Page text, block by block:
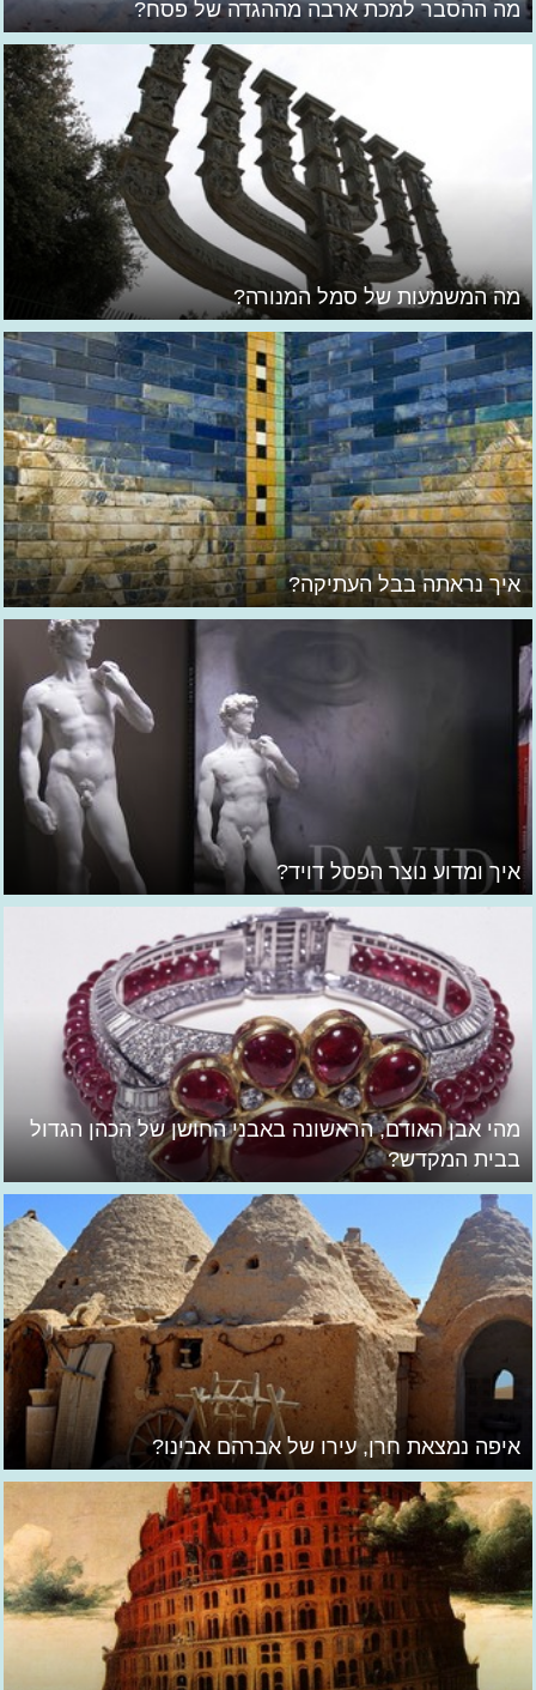
מה ההסבר למכת ארבה מההגדה של פסח?
מה המשמעות של סמל המנורה?
איך נראתה בבל העתיקה?
איך ומדוע נוצר הפסל דויד?
מהי אבן האודם, הראשונה באבני החושן של הכהן הגדול
בבית המקדש?
איפה נמצאת חרן, עירו של אברהם אבינו?